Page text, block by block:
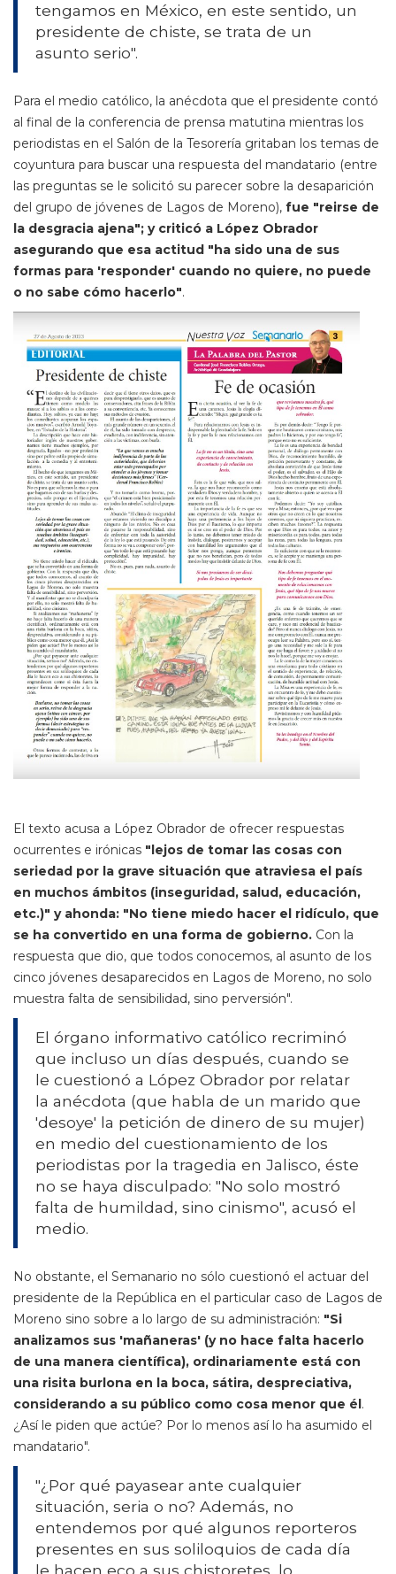
tengamos en México, en este sentido, un
presidente de chiste, se trata de un
asunto serio".
Para el medio católico, la anécdota que el presidente contó
al final de la conferencia de prensa matutina mientras los
periodistas en el Salón de la Tesorería gritaban los temas de
coyuntura para buscar una respuesta del mandatario (entre
las preguntas se le solicitó su parecer sobre la desaparición
del grupo de jóvenes de Lagos de Moreno), fue "reirse de
la desgracia ajena"; y criticó a López Obrador
asegurando que esa actitud "ha sido una de sus
formas para 'responder' cuando no quiere, no puede
o no sabe cómo hacerlo".
El texto acusa a López Obrador de ofrecer respuestas
ocurrentes e irónicas "lejos de tomar las cosas con
seriedad por la grave situación que atraviesa el país
en muchos ámbitos (inseguridad, salud, educación,
etc.)" y ahonda: "No tiene miedo hacer el ridículo, que
se ha convertido en una forma de gobierno. Con la
respuesta que dio, que todos conocemos, al asunto de los
cinco jóvenes desaparecidos en Lagos de Moreno, no solo
muestra falta de sensibilidad, sino perversión".
El órgano informativo católico recriminó
que incluso un días después, cuando se
le cuestionó a López Obrador por relatar
la anécdota (que habla de un marido que
'desoye' la petición de dinero de su mujer)
en medio del cuestionamiento de los
periodistas por la tragedia en Jalisco, éste
no se haya disculpado: "No solo mostró
falta de humildad, sino cinismo", acusó el
medio.
No obstante, el Semanario no sólo cuestionó el actuar del
presidente de la República en el particular caso de Lagos de
Moreno sino sobre a lo largo de su administración: "Si
analizamos sus 'mañaneras' (y no hace falta hacerlo
de una manera científica), ordinariamente está con
una risita burlona en la boca, sátira, despreciativa,
considerando a su público como cosa menor que él.
¿Así le piden que actúe? Por lo menos así lo ha asumido el
mandatario".
"¿Por qué payasear ante cualquier
situación, seria o no? Además, no
entendemos por qué algunos reporteros
presentes en sus soliloquios de cada día
le hacen eco a sus chistoretes, lo